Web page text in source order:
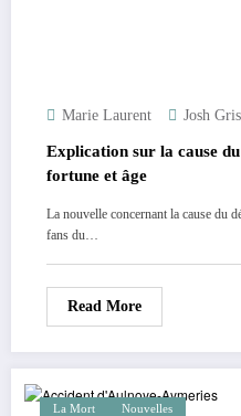
Marie Laurent Josh
Explication sur la cause
fortune et âge
La nouvelle concernant la cause du
fans du…
Read More
La Mort Nouvelles